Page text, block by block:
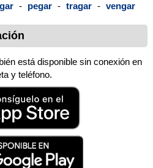
- pegar - tragar - vengar
está disponible sin conexión en
y teléfono.